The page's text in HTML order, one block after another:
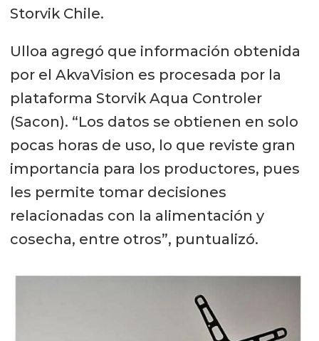
Storvik Chile.
Ulloa agregó que información obtenida
por el AkvaVision es procesada por la
plataforma Storvik Aqua Controler
(Sacon). “Los datos se obtienen en solo
pocas horas de uso, lo que reviste gran
importancia para los productores, pues
les permite tomar decisiones
relacionadas con la alimentación y
cosecha, entre otros”, puntualizó.